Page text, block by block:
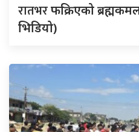
रातभरफक्रिएको
भिडियो)